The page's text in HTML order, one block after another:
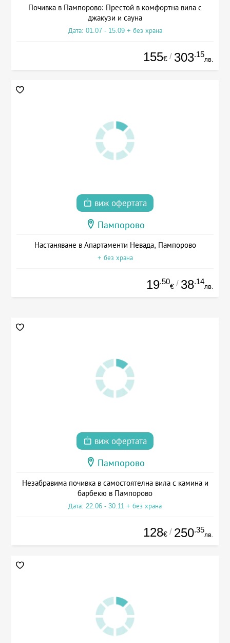
Почивка в Пампорово: Престой в комфортна вила с
джакузи и сауна
Дата: 01.07 - 15.09 + без храна
155€ / 303.15
лв.
виж офертата
Пампорово
Настаняване в Апартаменти Невада, Пампорово
+ без храна
19.50
€ / 38.14
лв.
виж офертата
Пампорово
Незабравима почивка в самостоятелна вила с камина и
барбекю в Пампорово
Дата: 22.06 - 30.11 + без храна
128€ / 250.35
лв.